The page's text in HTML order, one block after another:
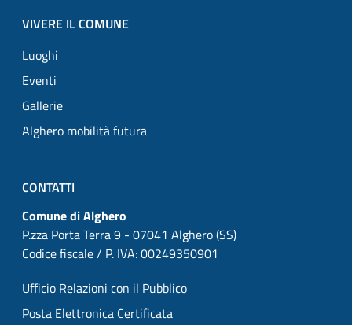
VIVERE IL COMUNE
Luoghi
Eventi
Gallerie
Alghero mobilità futura
CONTATTI
Comune di Alghero
P.zza Porta Terra 9 - 07041 Alghero (SS)
Codice fiscale / P. IVA: 00249350901
Ufficio Relazioni con il Pubblico
Posta Elettronica Certificata